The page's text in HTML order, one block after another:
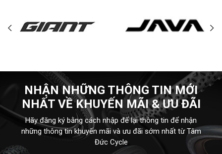
NHẬN NHỮNG THÔNG TIN MỚI
NHẤT VỀ KHUYẾN MÃI & ƯU ĐÃI
Hãy đăng ký bằng cách nhập để lại thông tin để nhận
những thông tin khuyến mãi và ưu đãi sớm nhất từ Tâm
Đức Cycle